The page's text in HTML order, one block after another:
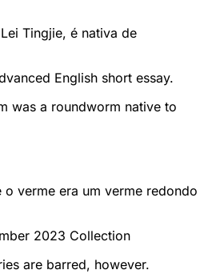
Tingjie, é nativa de
English short essay.
was a roundworm native to
o verme era um verme redondo
2023 Collection
are barred, however.